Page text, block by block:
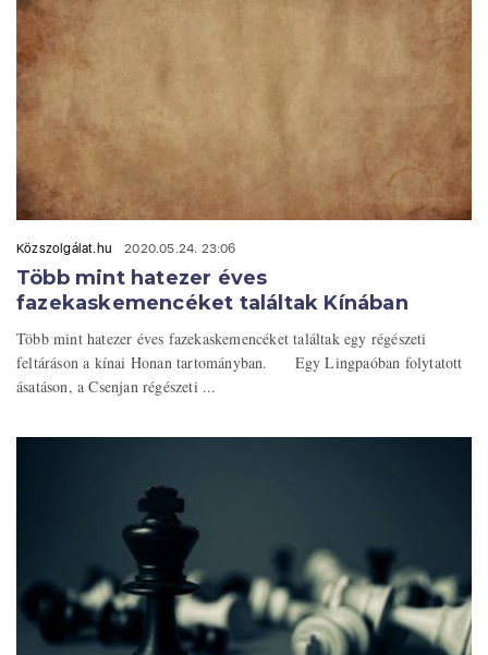
Közszolgálat.hu 2020.05.24. 23:06
Több mint hatezer éves
fazekaskemencéket találtak Kínában
Több mint hatezer éves fazekaskemencéket találtak egy régészeti
feltáráson a kínai Honan tartományban. Egy Lingpaóban folytatott
ásatáson, a Csenjan régészeti ...